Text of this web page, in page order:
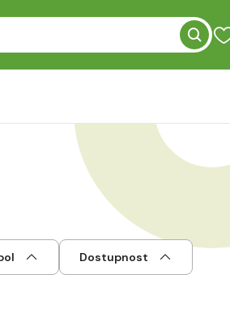
Dostupnost